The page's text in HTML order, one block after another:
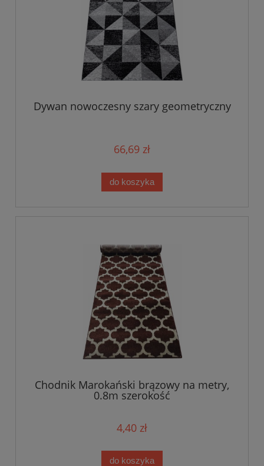
Dywan nowoczesny szary geometryczny
66,69 zł
do koszyka
Chodnik Marokański brązowy na metry,
0.8m szerokość
4,40 zł
do koszyka